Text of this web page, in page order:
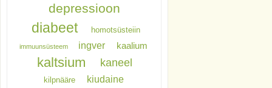
depressioon
diabeet homotsüsteiin
immuunsüsteem ingver kaalium
kaltsium kaneel
kilpnääre kiudaine